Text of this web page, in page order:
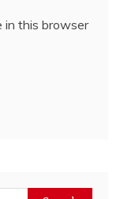
in this browser